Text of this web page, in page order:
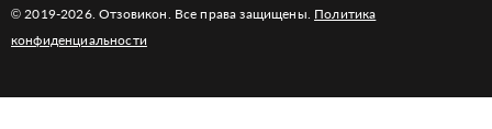
© 2019-2026. Отзовикон. Все права защищены. Политика
конфиденциальности